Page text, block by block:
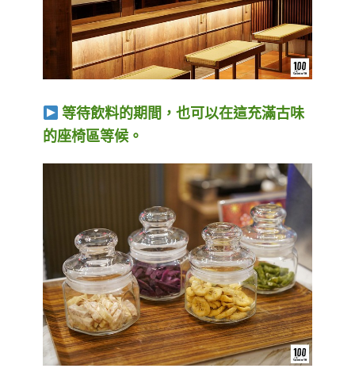
等待飲料的期間，也可以在這充滿古味
的座椅區等候。